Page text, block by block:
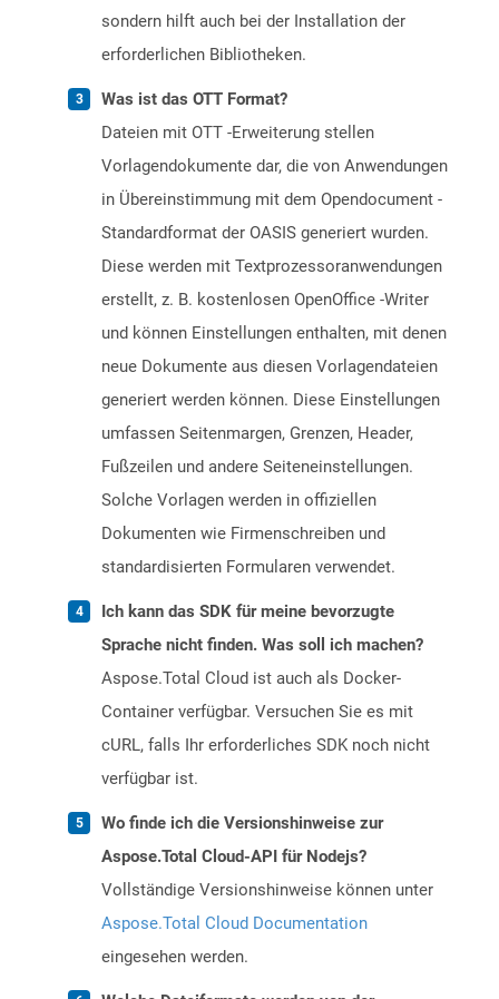
sondern hilft auch bei der Installation der
erforderlichen Bibliotheken.
Was ist das OTT Format?
Dateien mit OTT -Erweiterung stellen
Vorlagendokumente dar, die von Anwendungen
in Übereinstimmung mit dem Opendocument -
Standardformat der OASIS generiert wurden.
Diese werden mit Textprozessoranwendungen
erstellt, z. B. kostenlosen OpenOffice -Writer
und können Einstellungen enthalten, mit denen
neue Dokumente aus diesen Vorlagendateien
generiert werden können. Diese Einstellungen
umfassen Seitenmargen, Grenzen, Header,
Fußzeilen und andere Seiteneinstellungen.
Solche Vorlagen werden in offiziellen
Dokumenten wie Firmenschreiben und
standardisierten Formularen verwendet.
Ich kann das SDK für meine bevorzugte
Sprache nicht finden. Was soll ich machen?
Aspose.Total Cloud ist auch als Docker-
Container verfügbar. Versuchen Sie es mit
cURL, falls Ihr erforderliches SDK noch nicht
verfügbar ist.
Wo finde ich die Versionshinweise zur
Aspose.Total Cloud-API für Nodejs?
Vollständige Versionshinweise können unter
Aspose.Total Cloud Documentation
eingesehen werden.